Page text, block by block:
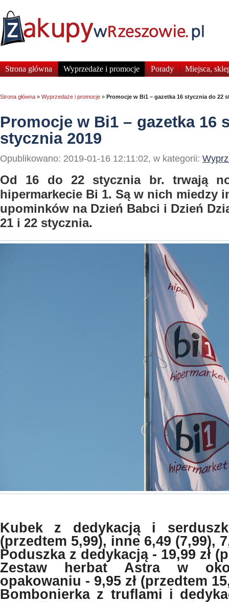
Strona główna Wyprzedaże i promocje Porady Miejsca,
Strona główna » Wyprzedaże i promocje » Promocje w Bi1 – gazetka 16 stycznia do 22
Promocje w Bi1 – gazetka 16
stycznia 2019
Opublikowano: 2019-01-16 12:11:02, w kategorii:
Od 16 do 22 stycznia br. trwają
hipermarkecie Bi 1. Są w nich miedzy
upominków na Dzień Babci i Dzień
21 i 22 stycznia.
Kubek z dedykacją i
(przedtem 5,99), inne 6,49 (7,99),
Poduszka z dedykacją - 19,99 zł
Zestaw herbat Astra w
opakowaniu - 9,95 zł (przedtem
Bombonierka z truflami i